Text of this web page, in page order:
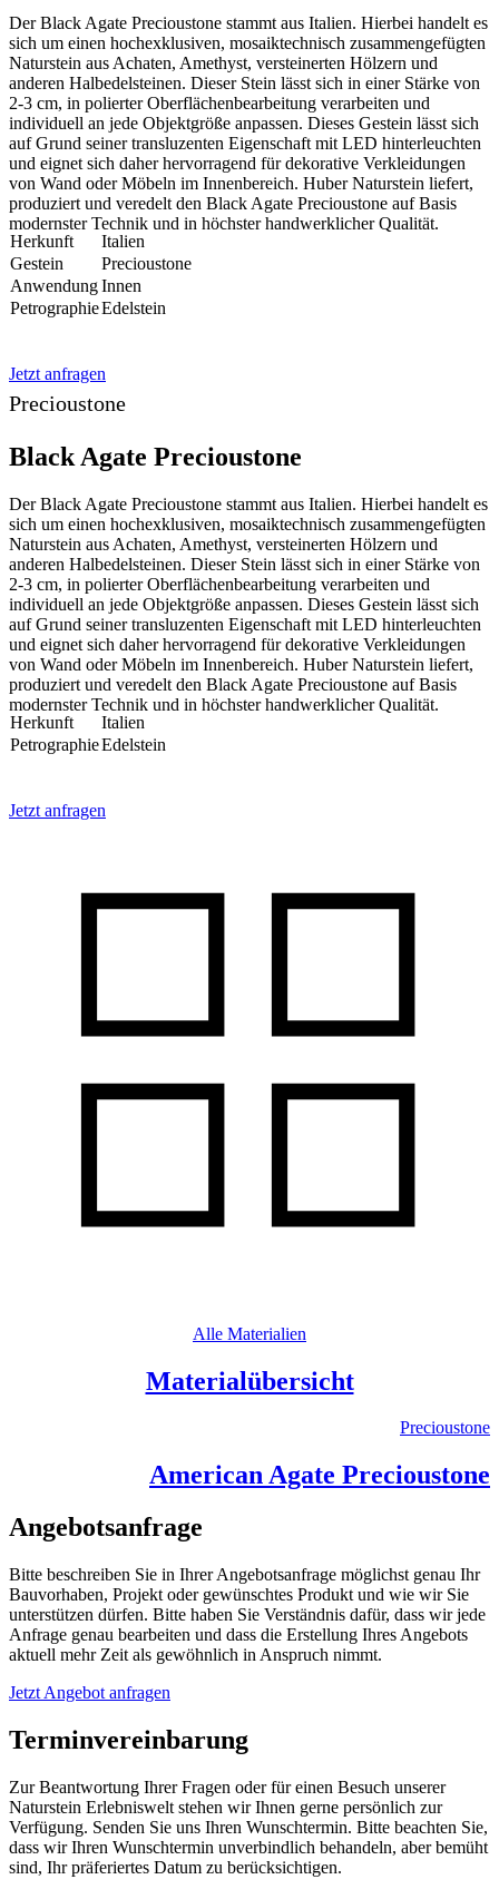
Der Black Agate Precioustone stammt aus Italien. Hierbei handelt es
sich um einen hochexklusiven, mosaiktechnisch zusammengefügten
Naturstein aus Achaten, Amethyst, versteinerten Hölzern und
anderen Halbedelsteinen. Dieser Stein lässt sich in einer Stärke von
2-3 cm, in polierter Oberflächenbearbeitung verarbeiten und
individuell an jede Objektgröße anpassen. Dieses Gestein lässt sich
auf Grund seiner transluzenten Eigenschaft mit LED hinterleuchten
und eignet sich daher hervorragend für dekorative Verkleidungen
von Wand oder Möbeln im Innenbereich. Huber Naturstein liefert,
produziert und veredelt den Black Agate Precioustone auf Basis
modernster Technik und in höchster handwerklicher Qualität.
Herkunft
Italien
Gestein
Precioustone
AnwendungInnen
PetrographieEdelstein
Jetzt anfragen
Precioustone
Black Agate Precioustone
Der Black Agate Precioustone stammt aus Italien. Hierbei handelt es
sich um einen hochexklusiven, mosaiktechnisch zusammengefügten
Naturstein aus Achaten, Amethyst, versteinerten Hölzern und
anderen Halbedelsteinen. Dieser Stein lässt sich in einer Stärke von
2-3 cm, in polierter Oberflächenbearbeitung verarbeiten und
individuell an jede Objektgröße anpassen. Dieses Gestein lässt sich
auf Grund seiner transluzenten Eigenschaft mit LED hinterleuchten
und eignet sich daher hervorragend für dekorative Verkleidungen
von Wand oder Möbeln im Innenbereich. Huber Naturstein liefert,
produziert und veredelt den Black Agate Precioustone auf Basis
modernster Technik und in höchster handwerklicher Qualität.
Herkunft
Italien
PetrographieEdelstein
Jetzt anfragen
Alle Materialien
Materialübersicht
Precioustone
American Agate Precioustone
Angebotsanfrage
Bitte beschreiben Sie in Ihrer Angebotsanfrage möglichst genau Ihr
Bauvorhaben, Projekt oder gewünschtes Produkt und wie wir Sie
unterstützen dürfen. Bitte haben Sie Verständnis dafür, dass wir jede
Anfrage genau bearbeiten und dass die Erstellung Ihres Angebots
aktuell mehr Zeit als gewöhnlich in Anspruch nimmt.
Jetzt Angebot anfragen
Terminvereinbarung
Zur Beantwortung Ihrer Fragen oder für einen Besuch unserer
Naturstein Erlebniswelt stehen wir Ihnen gerne persönlich zur
Verfügung. Senden Sie uns Ihren Wunschtermin. Bitte beachten Sie,
dass wir Ihren Wunschtermin unverbindlich behandeln, aber bemüht
sind, Ihr präferiertes Datum zu berücksichtigen.